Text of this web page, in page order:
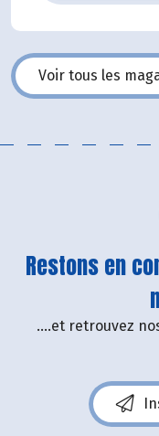
Voir tous les
Restons en
....et retrouvez